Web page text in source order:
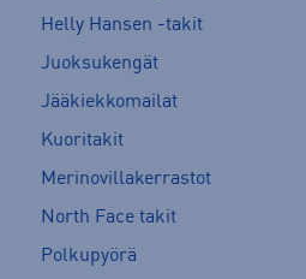
Helly Hansen -takit
Juoksukengät
Jääkiekkomailat
Kuoritakit
Merinovillakerrastot
North Face takit
Polkupyörä